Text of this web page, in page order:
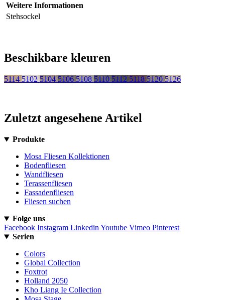
Weitere Informationen
Stehsockel
Beschikbare kleuren
5114 5102 5104 5106 5108 5110 5112 5118 5120 5126
Zuletzt angesehene Artikel
Produkte
Mosa Fliesen Kollektionen
Bodenfliesen
Wandfliesen
Terassenfliesen
Fassadenfliesen
Fliesen suchen
Folge uns
Facebook Instagram Linkedin Youtube Vimeo Pinterest
Serien
Colors
Global Collection
Foxtrot
Holland 2050
Kho Liang Ie Collection